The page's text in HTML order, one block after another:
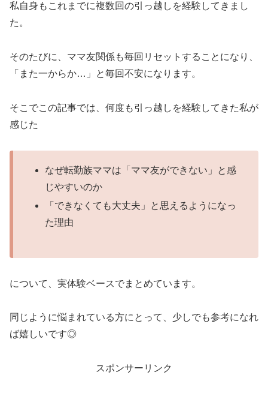
私自身もこれまでに複数回の引っ越しを経験してきまし
た。
そのたびに、ママ友関係も毎回リセットすることになり、
「また一からか…」と毎回不安になります。
そこでこの記事では、何度も引っ越しを経験してきた私が
感じた
なぜ転勤族ママは「ママ友ができない」と感
じやすいのか
「できなくても大丈夫」と思えるようになっ
た理由
について、実体験ベースでまとめています。
同じように悩まれている方にとって、少しでも参考になれ
ば嬉しいです◎
スポンサーリンク